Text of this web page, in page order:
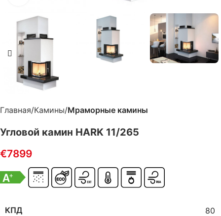
Главная Камины Мраморные камины
Угловой камин HARK 11/265
€7899
КПД 80